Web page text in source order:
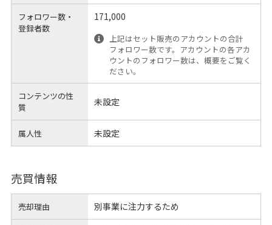
フォロワー数・
登録者数
171,000
上記はセット販売のアカウントの合計
フォロワー数です。アカウントの各アカ
ウントのフォロワー数は、概要をご覧く
ださい。
コンテンツの性
質
未設定
属人性 未設定
売買情報
売却理由 別事業に注力するため